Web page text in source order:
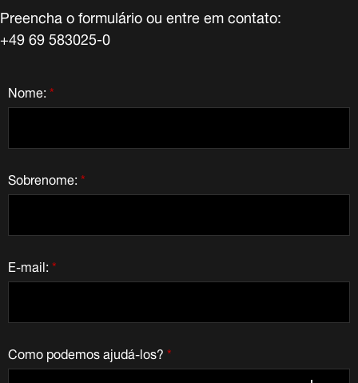
Preencha o formulário ou entre em contato:
+49 69 583025-0
*
Nome:
*
Sobrenome:
*
E-mail:
*
Como podemos ajudá-los?